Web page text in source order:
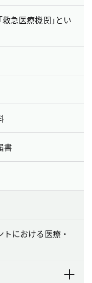
急医療機関｣とい
書
における医療・